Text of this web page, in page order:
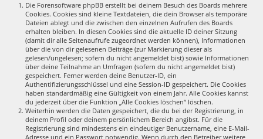
Die Forensoftware phpBB erstellt bei deinem Besuch des Boards mehrere
Cookies. Cookies sind kleine Textdateien, die dein Browser als temporäre
Dateien ablegt und die zwischen den einzelnen Aufrufen des Boards
erhalten bleiben. In diesen Cookies sind die aktuelle ID deiner Sitzung
(damit dir alle Seitenaufrufe zugeordnet werden können), Informationen
über die von dir gelesenen Beiträge (zur Markierung dieser als
gelesen/ungelesen; sofern du nicht angemeldet bist) sowie Informationen
über deine Teilnahme an Umfragen (sofern du nicht angemeldet bist)
gespeichert. Ferner werden deine Benutzer-ID, ein
Authentifizierungsschlüssel und eine Session-ID gespeichert. Die Cookies
haben standardmäßig eine Gültigkeit von einem Jahr. Alle Cookies kannst
du jederzeit über die Funktion „Alle Cookies löschen“ löschen.
Weiterhin werden die Daten gespeichert, die du bei der Registrierung, in
deinem Profil oder deinem persönlichem Bereich angibst. Für die
Registrierung sind mindestens ein eindeutiger Benutzername, eine E-Mail-
Adresse und ein Passwort notwendig. Wenn durch den Betreiber weitere